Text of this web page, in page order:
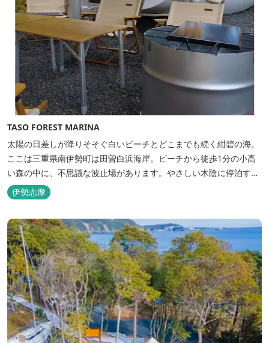
TASO FOREST MARINA
太陽の日差しが降りそそぐ白いビーチとどこまでも続く紺碧の海。
ここは三重県南伊勢町は田曽白浜海岸。ビーチから徒歩1分の小高
い森の中に、不思議な波止場があります。やさしい木陰に停泊する
のは3艇のヨット。日本初の森のマリーナです。 航海の気分高まる
インテリアは見た目からは想像できないほど広く、くつろぎの空
上に寝転んで夜空を見上げれば...
伊勢志摩